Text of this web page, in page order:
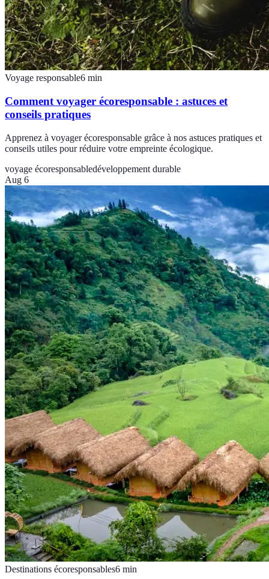
Voyage responsable6 min
Comment voyager écoresponsable : astuces et
conseils pratiques
Apprenez à voyager écoresponsable grâce à nos astuces pratiques et
conseils utiles pour réduire votre empreinte écologique.
voyage écoresponsabledéveloppement durable
Aug 6
Destinations écoresponsables6 min